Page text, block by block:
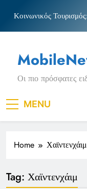
content
Κοινωνικός
Νέα Κρήτη:
ΟΦΗ»
Πριγκιπάτο Στάδιο
Κοινωνικός
τις αιτήσεις
Μπέσσυ αργυράκη
Νέα Κρήτη:
Οι πιο πρόσφατες
MENU
Home Χαϊντενχάιμ
Tag: Χαϊντενχάιμ